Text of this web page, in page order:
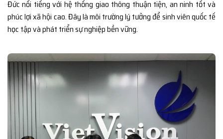
Đức nổi tiếng với hệ thống giao thông thuận tiện, an ninh tốt và
phúc lợi xã hội cao. Đây là môi trường lý tưởng để sinh viên quốc tế
học tập và phát triển sự nghiệp bền vững.